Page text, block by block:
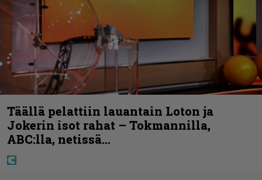
Täällä pelattiin lauantain Loton ja
Jokerin isot rahat – Tokmannilla,
ABC:lla, netissä…